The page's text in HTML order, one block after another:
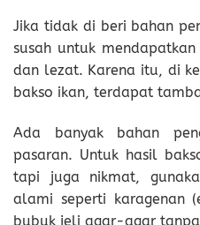
Jika tidak di beri bahan
susah untuk
dan lezat. Karena itu, di
bakso ikan, terdapat
Ada banyak bahan
pasaran. Untuk hasil
tapi juga nikmat,
alami seperti karagenan
bubuk jeli agar-agar